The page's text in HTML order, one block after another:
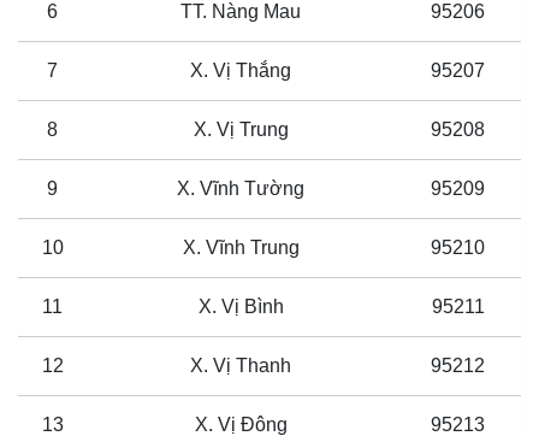
6 TT. Nàng Mau 95206
7 X. Vị Thắng 95207
8 X. Vị Trung 95208
9 X. Vĩnh Tường 95209
10 X. Vĩnh Trung 95210
11 X. Vị Bình 95211
12 X. Vị Thanh 95212
13 X. Vị Đông 95213